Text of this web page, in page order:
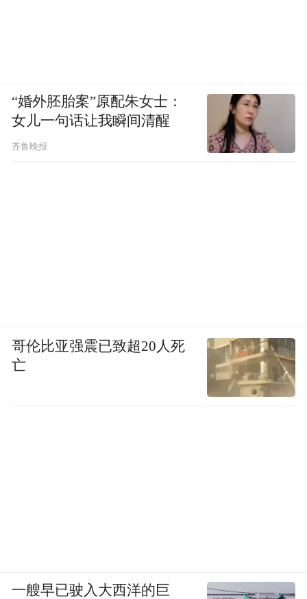
“婚外胚胎案”原配朱女士：
女儿一句话让我瞬间清醒
齐鲁晚报
哥伦比亚强震已致超20人死
亡
一艘早已驶入大西洋的巨